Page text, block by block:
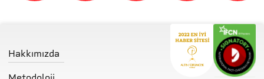
Hakkımızda